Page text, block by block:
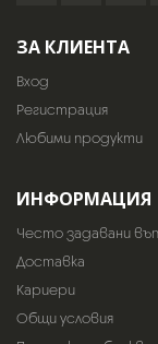
ЗА КЛИЕНТА
Вход
Регистрация
Любими продукти
ИНФОРМАЦИЯ
Често задавани
Доставка
Кариери
Общи условия